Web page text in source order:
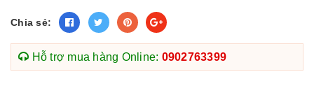
Chia sẻ:
Hỗ trợ mua hàng Online: 0902763399